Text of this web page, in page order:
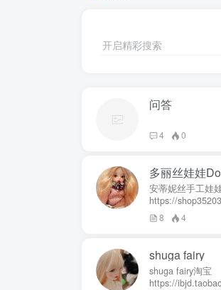
开启精彩搜索
问答
4 0
多丽丝娃娃
安蒂妮丝手工娃
https://
8 4
shuga fairy
shuga fairy淘宝
https://